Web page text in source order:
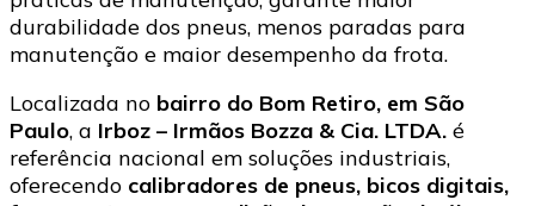
durabilidade dos pneus, menos paradas para
manutenção e maior desempenho da frota.
Localizada no bairro do Bom Retiro, em São
Paulo, a Irboz – Irmãos Bozza & Cia. LTDA. é
referência nacional em soluções industriais,
oferecendo calibradores de pneus, bicos digitais,